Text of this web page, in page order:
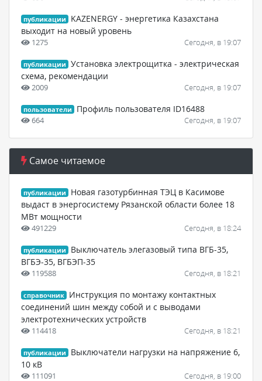
публикации
KAZENERGY - энергетика Казахстана
выходит на новый уровень
1275 Сегодня, в 19:07
публикации
Установка электрощитка - электрическая
схема, рекомендации
2009 Сегодня, в 19:07
пользователи Профиль пользователя ID16488
664 Сегодня, в 19:07
Самое читаемое
публикации
Новая газотурбинная ТЭЦ в Касимове
выдаст в энергосистему Рязанской области более 18
МВт мощности
491229 Сегодня, в 18:24
публикации
Выключатель элегазовый типа ВГБ-35,
ВГБЭ-35, ВГБЭП-35
119588 Сегодня, в 18:21
справочник
Инструкция по монтажу контактных
соединений шин между собой и с выводами
электротехнических устройств
114418 Сегодня, в 18:21
публикации
Выключатели нагрузки на напряжение 6,
10 кВ
111091 Сегодня, в 19:00